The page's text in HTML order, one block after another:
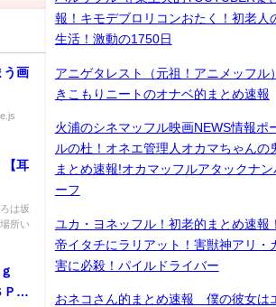
う画
【耳
は坂
所い
ｇ
Ｐ…
報！キモデブロリコンおたく！初老人
生活！激動の1750日
アニゲタレスト（元祖！アニメッフ
きこもりニートのオナベ的まとめ速報
火浦のシネマッフル映画NEWS情報ポ
ルの杜！オネエ管理人オカマちゃんの
まとめ速報!オカマッフルアタックナン
ーフ
ユカ・ヨネッフル！初老的まとめ速報
帝イタチにラリアット！害獣神アリ・
害に必殺！パイルドライバー
おネコさん的まとめ速報 僕の彼女は